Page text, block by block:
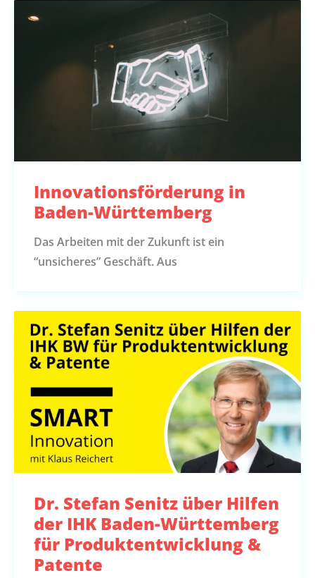
Innovationsförderung in
Baden-Württemberg
Das Arbeiten mit der Zukunft ist ein
“unsicheres” Geschäft. Aus
Dr. Stefan Senitz über Hilfen
der IHK Baden-Württemberg
für Produktentwicklung &
Patente